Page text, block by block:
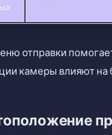
отправки
камеры влияют